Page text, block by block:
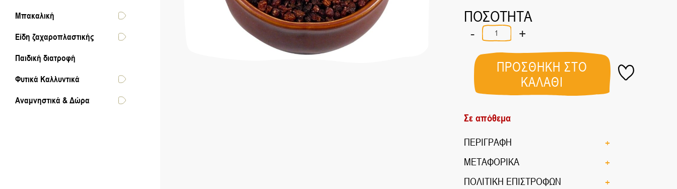
Μπακαλική
Είδη ζαχαροπλαστικής
Παιδική διατροφή
Φυτικά Καλλυντικά
Αναμνηστικά & Δώρα
ΠΟΣΟΤΗΤΑ
-
Βιολογικό
Ιπποφαές
+
ΠΡΟΣΘΗΚΗ ΣΤΟ
ΚΑΛΑΘΙ
Σε απόθεμα
ΠΕΡΙΓΡΑΦΗ
ΜΕΤΑΦΟΡΙΚΑ
ΠΟΛΙΤΙΚΗ ΕΠΙΣΤΡΟΦΩΝ